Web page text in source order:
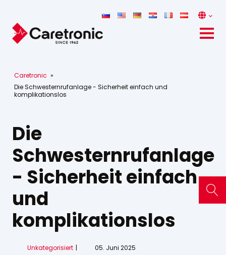
Caretronic »
Die Schwesternrufanlage - Sicherheit einfach und
komplikationslos
Die
Schwesternrufanlage
- Sicherheit einfach
und
komplikationslos
Unkategorisiert 05. Juni 2025